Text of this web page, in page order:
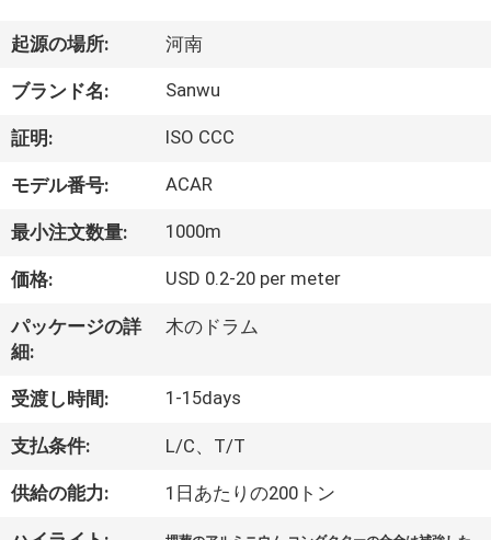
ダ
ク
ト
私
に
つ
い
て
工
起源の場所: 河南
ブランド名: Sanwu
証明: ISO CCC
モデル番号: ACAR
最小注文数量: 1000m
価格: USD 0.2-20 per meter
パッケージの詳
細:
木のドラム
受渡し時間: 1-15days
支払条件: L/C、T/T
供給の能力: 1日あたりの200トン